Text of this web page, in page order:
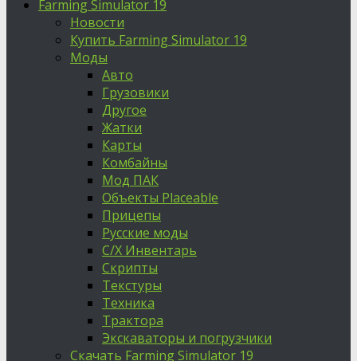
Farming Simulator 19
Новости
Купить Farming Simulator 19
Моды
Авто
Грузовики
Другое
Жатки
Карты
Комбайны
Мод ПАК
Объекты Placeable
Прицепы
Русские моды
С/Х Инвентарь
Скрипты
Текстуры
Техника
Трактора
Экскаваторы и погрузчики
Скачать Farming Simulator 19